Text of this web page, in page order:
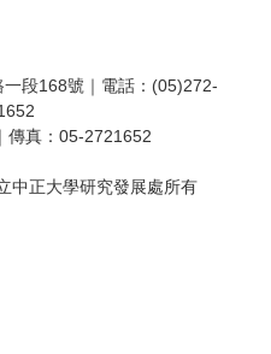
段168號｜電話：(05)272-
傳真：05-2721652
中正大學研究發展處所有